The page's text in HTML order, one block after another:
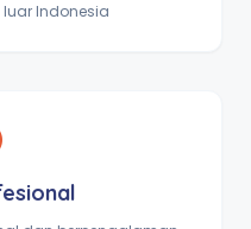
Indonesia